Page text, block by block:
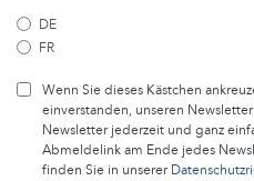
DE
FR
Wenn Sie dieses Kästchen
einverstanden, unseren
Newsletter jederzeit und ganz
Abmeldelink am Ende jedes
finden Sie in unserer